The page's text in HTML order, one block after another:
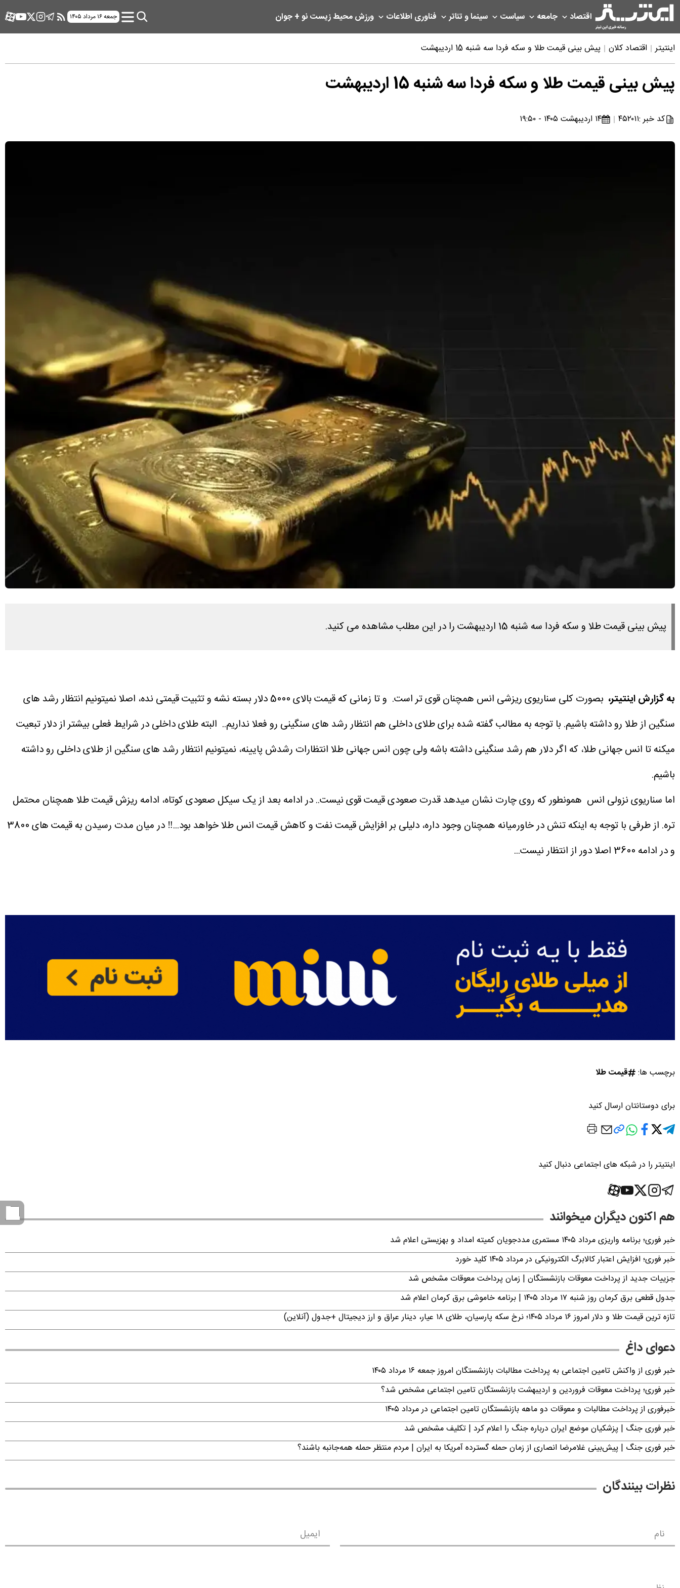
اقتصاد جامعه سیاست سینما و تئاتر فناوری اطلاعات ورزشمحیط زیستنو + جوان جمعه ۱۶ مرداد ۱۴۰۵
اینتیتر اقتصاد کلان پیش بینی قیمت طلا و سکه فردا سه شنبه 15 اردیبهشت
پیش بینی قیمت طلا و سکه فردا سه شنبه 15 اردیبهشت
کد خبر :۴۵۲۰۱۱ ۱۴ اردیبهشت ۱۴۰۵ - ۱۹:۵۰
پیش بینی قیمت طلا و سکه فردا سه شنبه 15 اردیبهشت را در این مطلب مشاهده می کنید.
به گزارش اینتیتر،
بصورت کلی سناریوی ریزشی انس همچنان قوی تر است. و تا زمانی که قیمت بالای 5000 دلار بسته نشه و تثبیت قیمتی نده، اصلا نمیتونیم انتظار رشد های
سنگین از طلا رو داشته باشیم. با توجه به مطالب گفته شده برای طلای داخلی هم انتظار رشد های سنگینی رو فعلا نداریم.. البته طلای داخلی در شرایط فعلی بیشتر از دلار تبعیت
میکنه تا انس جهانی طلا، که اگر دلار هم رشد سنگینی داشته باشه ولی چون انس جهانی طلا انتظارات رشدش پایینه، نمیتونیم انتظار رشد های سنگین از طلای داخلی رو داشته
باشیم.
اما سناریوی نزولی انس همونطور که روی چارت نشان میدهد قدرت صعودی قیمت قوی نیست..در ادامه بعد از یک سیکل صعودی کوتاه، ادامه ریزش قیمت طلا همچنان محتمل
تره.
از طرفی با توجه به اینکه تنش در خاورمیانه همچنان وجود داره، دلیلی بر افزایش قیمت نفت و کاهش قیمت انس طلا خواهد بود...‼ در میان مدت رسیدن به قیمت های 3800
و در ادامه 3600 اصلا دور از انتظار نیست...
برچسب ها: قیمت طلا
برای دوستانتان ارسال کنید
اینتیتر را در شبکه های اجتماعی دنبال کنید
هم اکنون دیگران میخوانند
خبر فوری؛ برنامه واریزی مرداد ۱۴۰۵ مستمری مددجویان کمیته امداد و بهزیستی اعلام شد
خبر فوری؛ افزایش اعتبار کالابرگ الکترونیکی در مرداد ۱۴۰۵ کلید خورد
جزییات جدید از پرداخت معوقات بازنشستگان | زمان پرداخت معوقات مشخص شد
جدول قطعی برق کرمان روز شنبه ۱۷ مرداد ۱۴۰۵ | برنامه خاموشی برق کرمان اعلام شد
تازه ترین قیمت طلا و دلار امروز ۱۶ مرداد ۱۴۰۵؛ نرخ سکه پارسیان، طلای ۱۸ عیار، دینار عراق و ارز دیجیتال +جدول (آنلاین)
دعوای داغ
خبر فوری از واکنش تامین اجتماعی به پرداخت مطالبات بازنشستگان امروز جمعه ۱۶ مرداد ۱۴۰۵
خبر فوری؛ پرداخت معوقات فروردین و اردیبهشت بازنشستگان تامین اجتماعی مشخص شد؟
خبرفوری از پرداخت مطالبات و معوقات دو ماهه بازنشستگان تامین اجتماعی در مرداد ۱۴۰۵
خبر فوری جنگ | پزشکیان موضع ایران درباره جنگ را اعلام کرد | تکلیف مشخص شد
خبر فوری جنگ | پیش‌بینی غلامرضا انصاری از زمان حمله گسترده آمریکا به ایران | مردم منتظر حمله همه‌جانبه باشند؟
نظرات بینندگان
نام ایمیل